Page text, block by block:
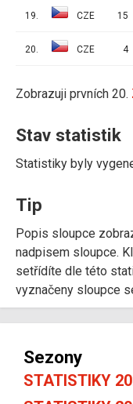
19. CZE 15
20. CZE 4
Zobrazuji prvních 20.
Stav statistik
Statistiky byly
Tip
Popis sloupce
nadpisem sloupce.
setřídíte dle této
vyznačeny sloupce
Sezony
STATISTIKY